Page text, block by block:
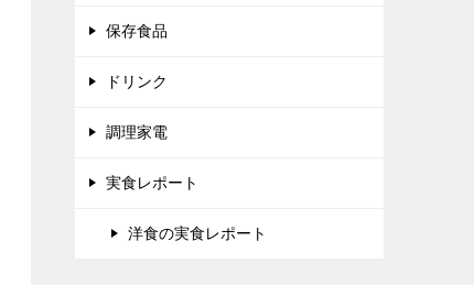
保存食品
ドリンク
調理家電
実食レポート
洋食の実食レポート